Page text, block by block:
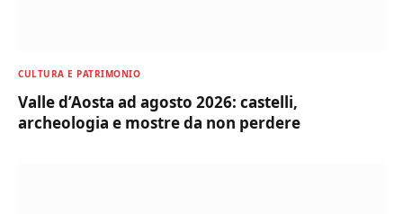
CULTURA E PATRIMONIO
Valle d’Aosta ad agosto 2026: castelli,
archeologia e mostre da non perdere